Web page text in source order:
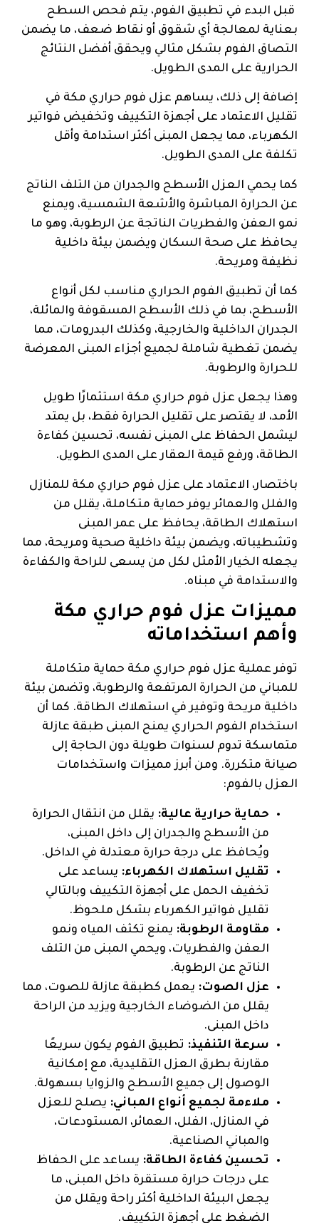
قبل البدء في تطبيق الفوم، يتم فحص السطح
بعناية لمعالجة أي شقوق أو نقاط ضعف، ما يضمن
التصاق الفوم بشكل مثالي ويحقق أفضل النتائج
الحرارية على المدى الطويل.
إضافة إلى ذلك، يساهم عزل فوم حراري مكة في
تقليل الاعتماد على أجهزة التكييف وتخفيض فواتير
الكهرباء، مما يجعل المبنى أكثر استدامة وأقل
تكلفة على المدى الطويل.
كما يحمي العزل الأسطح والجدران من التلف الناتج
عن الحرارة المباشرة والأشعة الشمسية، ويمنع
نمو العفن والفطريات الناتجة عن الرطوبة، وهو ما
يحافظ على صحة السكان ويضمن بيئة داخلية
نظيفة ومريحة.
كما أن تطبيق الفوم الحراري مناسب لكل أنواع
الأسطح، بما في ذلك الأسطح المسقوفة والمائلة،
الجدران الداخلية والخارجية، وكذلك البدرومات، مما
يضمن تغطية شاملة لجميع أجزاء المبنى المعرضة
للحرارة والرطوبة.
وهذا يجعل عزل فوم حراري مكة استثمارًا طويل
الأمد، لا يقتصر على تقليل الحرارة فقط، بل يمتد
ليشمل الحفاظ على المبنى نفسه، تحسين كفاءة
الطاقة، ورفع قيمة العقار على المدى الطويل.
باختصار، الاعتماد على عزل فوم حراري مكة للمنازل
والفلل والعمائر يوفر حماية متكاملة، يقلل من
استهلاك الطاقة، يحافظ على عمر المبنى
وتشطيباته، ويضمن بيئة داخلية صحية ومريحة، مما
يجعله الخيار الأمثل لكل من يسعى للراحة والكفاءة
والاستدامة في مبناه.
مميزات عزل فوم حراري مكة
وأهم استخداماته
توفر عملية عزل فوم حراري مكة حماية متكاملة
للمباني من الحرارة المرتفعة والرطوبة، وتضمن بيئة
داخلية مريحة وتوفير في استهلاك الطاقة. كما أن
استخدام الفوم الحراري يمنح المبنى طبقة عازلة
متماسكة تدوم لسنوات طويلة دون الحاجة إلى
صيانة متكررة. ومن أبرز مميزات واستخدامات
العزل بالفوم:
حماية حرارية عالية: يقلل من انتقال الحرارة
من الأسطح والجدران إلى داخل المبنى،
ويُحافظ على درجة حرارة معتدلة في الداخل.
تقليل استهلاك الكهرباء: يساعد على
تخفيف الحمل على أجهزة التكييف وبالتالي
تقليل فواتير الكهرباء بشكل ملحوظ.
مقاومة الرطوبة: يمنع تكثف المياه ونمو
العفن والفطريات، ويحمي المبنى من التلف
الناتج عن الرطوبة.
عزل الصوت: يعمل كطبقة عازلة للصوت، مما
يقلل من الضوضاء الخارجية ويزيد من الراحة
داخل المبنى.
سرعة التنفيذ: تطبيق الفوم يكون سريعًا
مقارنة بطرق العزل التقليدية، مع إمكانية
الوصول إلى جميع الأسطح والزوايا بسهولة.
ملاءمة لجميع أنواع المباني: يصلح للعزل
في المنازل، الفلل، العمائر، المستودعات،
والمباني الصناعية.
تحسين كفاءة الطاقة: يساعد على الحفاظ
على درجات حرارة مستقرة داخل المبنى، ما
يجعل البيئة الداخلية أكثر راحة ويقلل من
الضغط على أجهزة التكييف.